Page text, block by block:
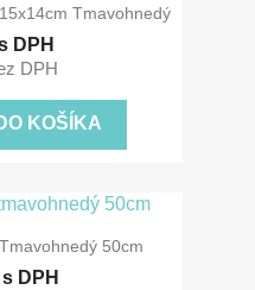
Tmavohnedý
DPH
DPH
KOŠÍKA
50cm
s DPH